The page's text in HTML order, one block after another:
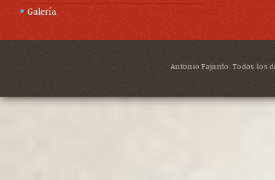
Galería
Antonio Fajardo. Todos los